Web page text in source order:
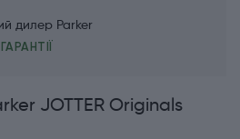
дилер Parker
JOTTER Originals